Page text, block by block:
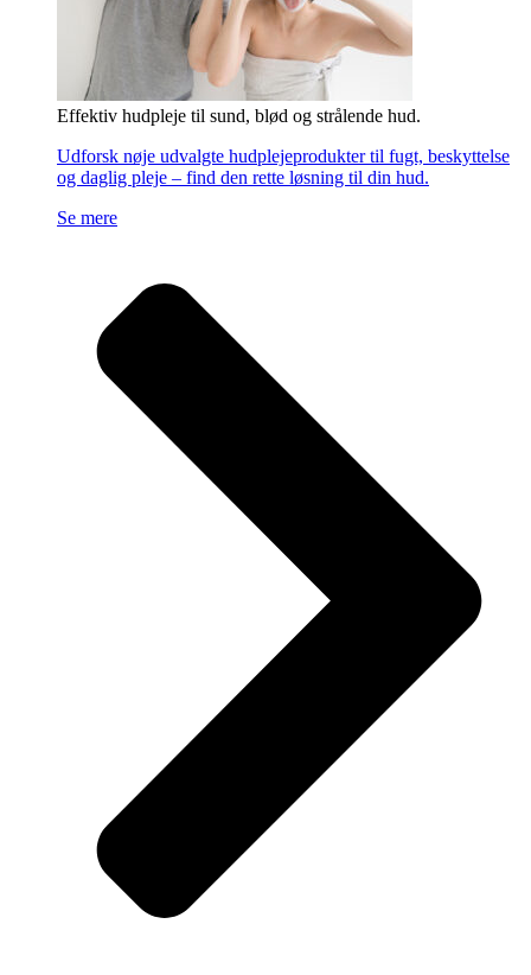
Effektiv hudpleje til sund, blød og strålende hud.
Udforsk nøje udvalgte hudplejeprodukter til fugt, beskyttelse
og daglig pleje – find den rette løsning til din hud.
Se mere